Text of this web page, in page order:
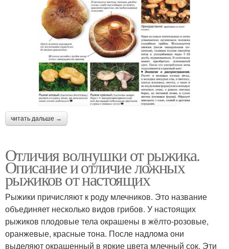
читать дальше →
Отличия волнушки от рыжика.
Описание и отличие ложных
рыжиков от настоящих
Рыжики причисляют к роду млечников. Это название
объединяет несколько видов грибов. У настоящих
рыжиков плодовые тела окрашены в жёлто-розовые,
оранжевые, красные тона. После надлома они
выделяют окрашенный в яркие цвета млечный сок. Эти